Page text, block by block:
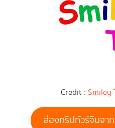
Credit : Smiley
ส่องทริปทัวร์จีนจา